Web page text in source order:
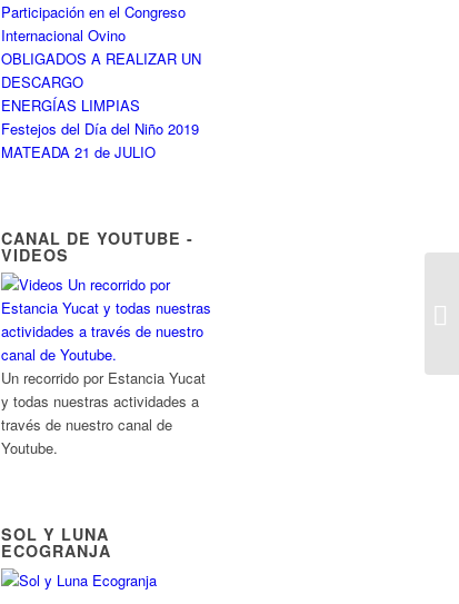
Participación en el Congreso
Internacional Ovino
OBLIGADOS A REALIZAR UN
DESCARGO
ENERGÍAS LIMPIAS
Festejos del Día del Niño 2019
MATEADA 21 de JULIO
CANAL DE YOUTUBE -
VIDEOS
Un recorrido por Estancia Yucat
y todas nuestras actividades a
través de nuestro canal de
Youtube.
SOL Y LUNA
ECOGRANJA